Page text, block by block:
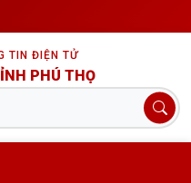
TIN ĐIỆN TỬ
PHÚ THỌ